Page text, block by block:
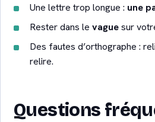
Une lettre trop longue : une
Rester dans levaguesur
Des fautes d’orthographe :
relire.
Questions